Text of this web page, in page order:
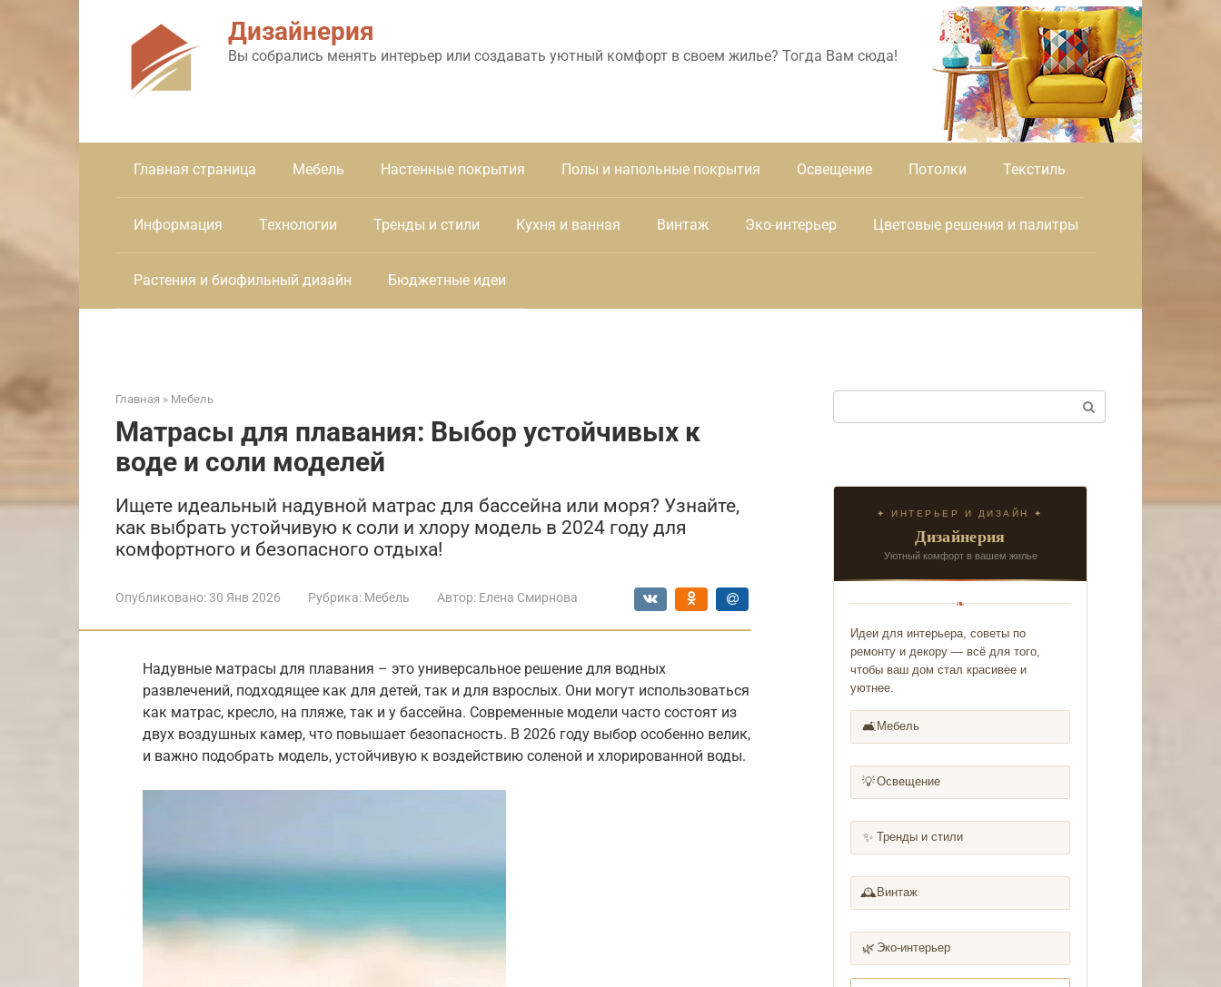
Дизайнерия
Вы собрались менять интерьер или создавать уютный комфорт в своем жилье? Тогда Вам сюда!
Главная страница Мебель Настенные покрытия Полы и напольные покрытия Освещение Потолки Текстиль
Информация Технологии Тренды и стили Кухня и ванная Винтаж Эко-интерьер Цветовые решения и палитры
Растения и биофильный дизайн Бюджетные идеи
Главная » Мебель
Матрасы для плавания: Выбор устойчивых к
воде и соли моделей
Ищете идеальный надувной матрас для бассейна или моря? Узнайте,
как выбрать устойчивую к соли и хлору модель в 2024 году для
комфортного и безопасного отдыха!
Опубликовано:30 Янв 2026 Рубрика: Мебель Автор: Елена Смирнова
Надувные матрасы для плавания – это универсальное решение для водных
развлечений, подходящее как для детей, так и для взрослых. Они могут использоваться
как матрас, кресло, на пляже, так и у бассейна. Современные модели часто состоят из
двух воздушных камер, что повышает безопасность. В 2026 году выбор особенно велик,
и важно подобрать модель, устойчивую к воздействию соленой и хлорированной воды.
✦ ИНТЕРЬЕР И ДИЗАЙН ✦
Дизайнерия
Уютный комфорт в вашем жилье
❧
Идеи для интерьера, советы по
ремонту и декору — всё для того,
чтобы ваш дом стал красивее и
уютнее.
🛋️ Мебель
💡Освещение
✨ Тренды и стили
🕰️ Винтаж
🌿 Эко-интерьер